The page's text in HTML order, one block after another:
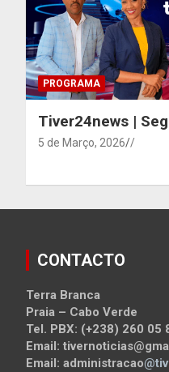
PROGRAMA
Tiver24news |
5 de Março, 2026 /
CONTACTO
Terra Branca
Praia – Cabo Verde
Tel. PBX: (+238) 260 05
Email:
Email: administracao